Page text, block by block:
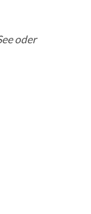
oder